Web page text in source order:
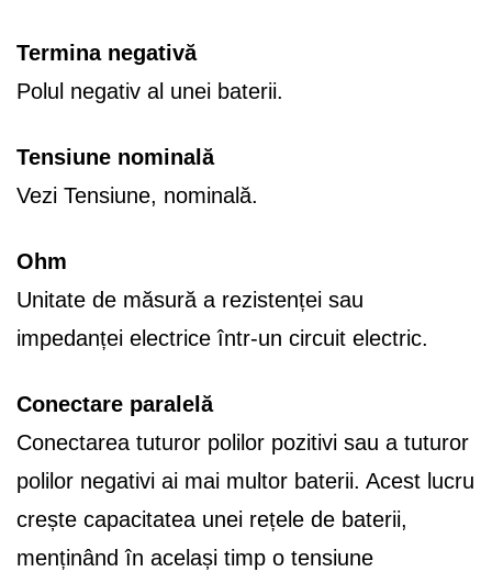
Termina negativă
Polul negativ al unei baterii.
Tensiune nominală
Vezi Tensiune, nominală.
Ohm
Unitate de măsură a rezistenței sau
impedanței electrice într-un circuit electric.
Conectare paralelă
Conectarea tuturor polilor pozitivi sau a tuturor
polilor negativi ai mai multor baterii. Acest lucru
crește capacitatea unei rețele de baterii,
menținând în același timp o tensiune